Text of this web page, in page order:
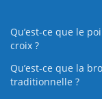
Qu’est-ce que le
croix ?
Qu’est-ce que la
traditionnelle ?